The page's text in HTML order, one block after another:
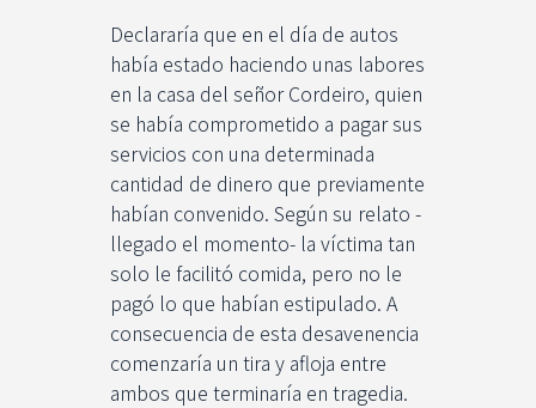
Declararía que en el día de autos
había estado haciendo unas labores
en la casa del señor Cordeiro, quien
se había comprometido a pagar sus
servicios con una determinada
cantidad de dinero que previamente
habían convenido. Según su relato -
llegado el momento- la víctima tan
solo le facilitó comida, pero no le
pagó lo que habían estipulado. A
consecuencia de esta desavenencia
comenzaría un tira y afloja entre
ambos que terminaría en tragedia.